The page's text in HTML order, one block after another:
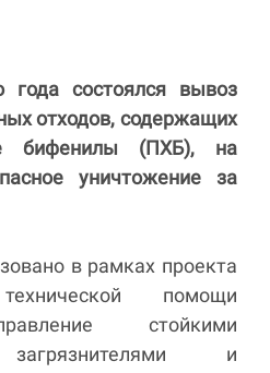
года состоялся вывоз
отходов, содержащих
бифенилы (ПХБ), на
уничтожение за
в рамках проекта
помощи
стойкими
загрязнителями и